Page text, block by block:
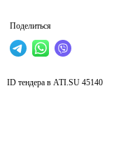
Поделиться
ID тендера в ATI.SU 45140